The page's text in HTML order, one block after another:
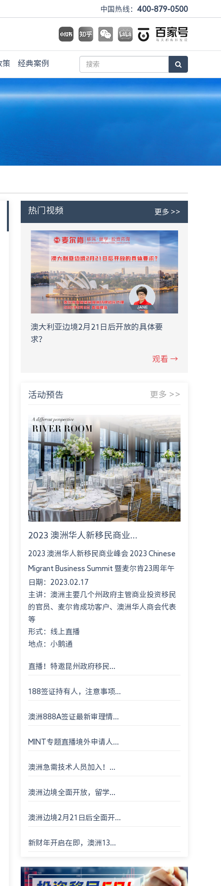
中国热线： 400-879-0500
策 经典案例
热门视频 更多 >>
澳大利亚边境2月21日后开放的具体要
求？
观看 →
活动预告 更多 >>
2023 澳洲华人新移民商业...
2023 澳洲华人新移民商业峰会 2023 Chinese
Migrant Business Summit 暨麦尔肯23周年午
餐会 Montgomery International Consultant
23rd An...
日期：2023.02.17
主讲：澳洲主要几个州政府主管商业投资移民
的官员、麦尔肯成功客户、澳洲华人商会代表
等
形式：线上直播
地点：小鹅通
直播！特邀昆州政府移民...
188签证持有人，注意事项...
澳洲888A签证最新审理情...
MINT专题直播境外申请人...
澳洲急需技术人员加入！...
澳洲边境全面开放，留学...
澳洲边境2月21日后全面开...
新财年开启在即，澳洲13...